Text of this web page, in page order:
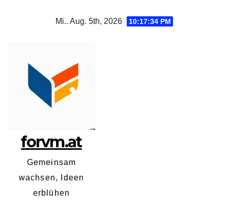
Mi.. Aug. 5th, 2026 10:17:34 PM
forvm.at
Gemeinsam
wachsen, Ideen
erblühen